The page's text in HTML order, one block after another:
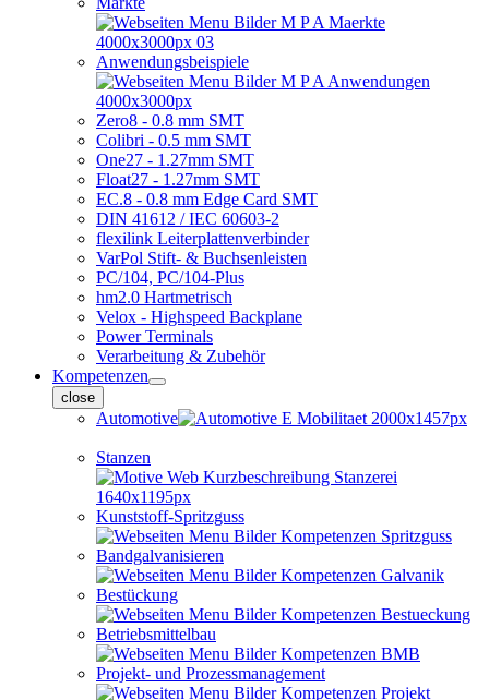
Anwendungsbeispiele
Zero8 - 0.8 mm SMT
Colibri - 0.5 mm SMT
One27 - 1.27mm SMT
Float27 - 1.27mm SMT
EC.8 - 0.8 mm Edge Card SMT
DIN 41612 / IEC 60603-2
flexilink Leiterplattenverbinder
VarPol Stift- & Buchsenleisten
PC/104, PC/104-Plus
hm2.0 Hartmetrisch
Velox - Highspeed Backplane
Power Terminals
Verarbeitung & Zubehör
Kompetenzen
close
Automotive
Stanzen
Kunststoff-Spritzguss
Bandgalvanisieren
Bestückung
Betriebsmittelbau
Projekt- und Prozessmanagement